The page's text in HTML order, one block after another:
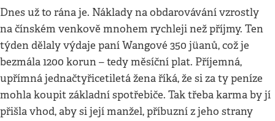
Dnes už to rána je. Náklady na obdarovávání vzrostly
na čínském venkově mnohem rychleji než příjmy. Ten
týden dělaly výdaje paní Wangové 350 jüanů, což je
bezmála 1200 korun – tedy měsíční plat. Příjemná,
upřímná jednačtyřicetiletá žena říká, že si za ty peníze
mohla koupit základní spotřebiče. Tak třeba karma by jí
přišla vhod, aby si její manžel, příbuzní z jeho strany